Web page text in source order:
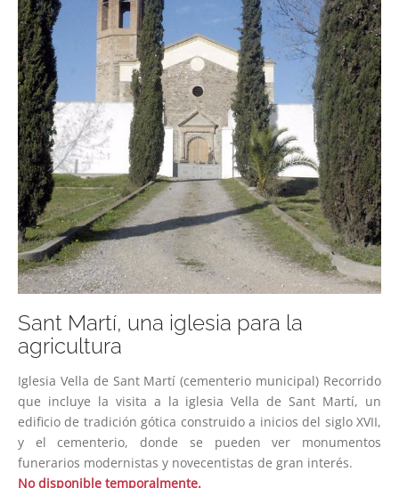
Sant Martí, una iglesia para la
agricultura
Iglesia Vella de Sant Martí (cementerio municipal) Recorrido
que incluye la visita a la iglesia Vella de Sant Martí, un
edificio de tradición gótica construido a inicios del siglo XVII,
y el cementerio, donde se pueden ver monumentos
funerarios modernistas y novecentistas de gran interés.
No disponible temporalmente.